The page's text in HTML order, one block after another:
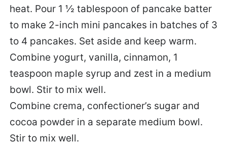
heat. Pour 1 ½ tablespoon of pancake batter
to make 2-inch mini pancakes in batches of 3
to 4 pancakes. Set aside and keep warm.
Combine yogurt, vanilla, cinnamon, 1
teaspoon maple syrup and zest in a medium
bowl. Stir to mix well.
Combine crema, confectioner’s sugar and
cocoa powder in a separate medium bowl.
Stir to mix well.